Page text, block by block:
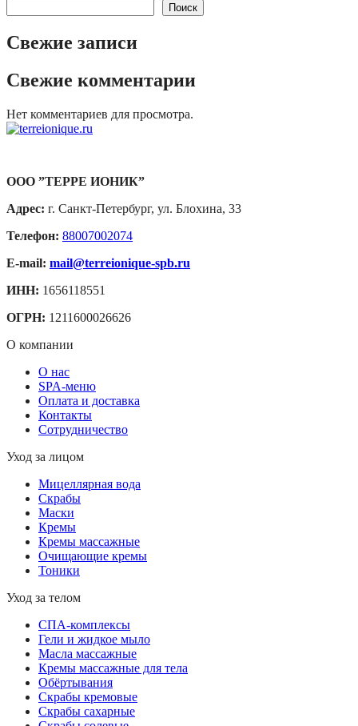
Поиск
Свежие записи
Свежие комментарии
Нет комментариев для просмотра.
ООО ”ТЕРРЕ ИОНИК”
Адрес: г. Санкт-Петербург, ул. Блохина, 33
Телефон: 88007002074
E-mail: mail@terreionique-spb.ru
ИНН: 1656118551
ОГРН: 1211600026626
О компании
О нас
SPA-меню
Оплата и доставка
Контакты
Сотрудничество
Уход за лицом
Мицеллярная вода
Скрабы
Маски
Кремы
Кремы массажные
Очищающие кремы
Тоники
Уход за телом
СПА-комплексы
Гели и жидкое мыло
Масла массажные
Кремы массажные для тела
Обёртывания
Скрабы кремовые
Скрабы сахарные